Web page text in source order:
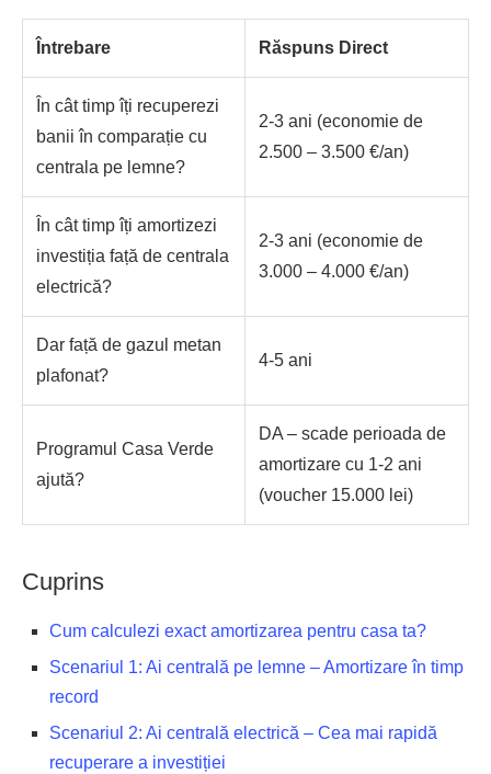
Întrebare Răspuns Direct
În cât timp îți recuperezi
banii în comparație cu
centrala pe lemne?
2-3 ani (economie de
2.500 – 3.500 €/an)
În cât timp îți amortizezi
investiția față de centrala
electrică?
2-3 ani (economie de
3.000 – 4.000 €/an)
Dar față de gazul metan
plafonat?
4-5 ani
Programul Casa Verde
ajută?
DA – scade perioada de
amortizare cu 1-2 ani
(voucher 15.000 lei)
Cuprins
Cum calculezi exact amortizarea pentru casa ta?
Scenariul 1: Ai centrală pe lemne – Amortizare în timp
record
Scenariul 2: Ai centrală electrică – Cea mai rapidă
recuperare a investiției